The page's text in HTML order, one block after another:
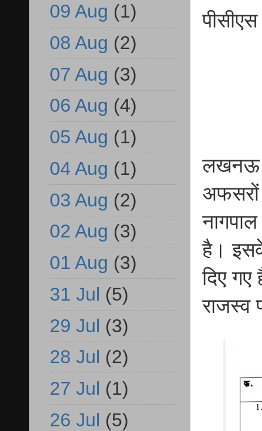
लखनऊ
अफसरों
है।
दिए
राजस्व
09 Aug (1)
08 Aug (2)
07 Aug (3)
06 Aug (4)
05 Aug (1)
04 Aug (1)
03 Aug (2)
02 Aug (3)
01 Aug (3)
31 Jul (5)
29 Jul (3)
28 Jul (2)
27 Jul (1)
26 Jul (5)